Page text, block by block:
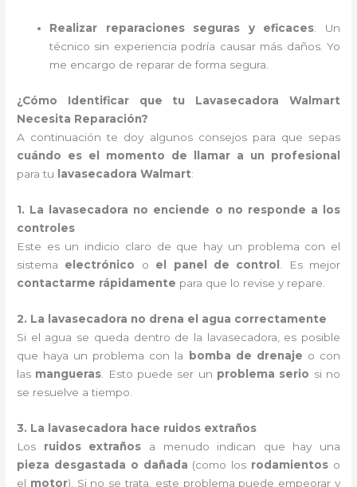
Realizar reparaciones seguras y eficaces: Un
técnico sin experiencia podría causar más daños. Yo
me encargo de reparar de forma segura.
¿Cómo Identificar que tu Lavasecadora Walmart
Necesita Reparación?
A continuación te doy algunos consejos para que sepas
cuándo es el momento de llamar a un profesional
para tu
lavasecadora Walmart:
1. La lavasecadora no enciende o no responde a los
controles
Este es un indicio claro de que hay un problema con el
sistema electrónico o el panel de control
. Es mejor
contactarme rápidamente para que lo revise y repare.
2. La lavasecadora no drena el agua correctamente
Si el agua se queda dentro de la lavasecadora, es posible
que haya un problema con la
bomba de drenaje o con
las mangueras . Esto puede ser un problema serio si no
se resuelve a tiempo.
3. La lavasecadora hace ruidos extraños
Los ruidos extraños a menudo indican que hay una
pieza desgastada o dañada (como los rodamientos o
el motor). Si no se trata, este problema puede empeorar y